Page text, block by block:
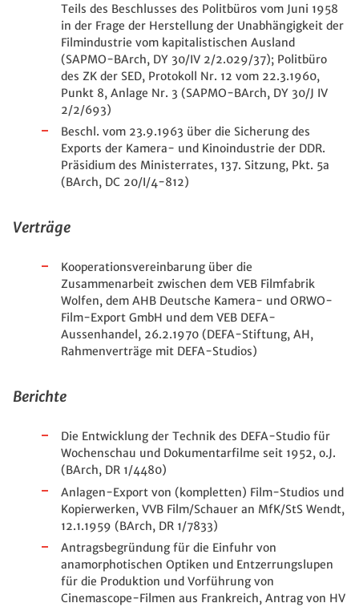
Teils des Beschlusses des Politbüros vom Juni 1958
in der Frage der Herstellung der Unabhängigkeit der
Filmindustrie vom kapitalistischen Ausland
(SAPMO-BArch, DY 30/IV 2/2.029/37); Politbüro
des ZK der SED, Protokoll Nr. 12 vom 22.3.1960,
Punkt 8, Anlage Nr. 3 (SAPMO-BArch, DY 30/J IV
2/2/693)
Beschl. vom 23.9.1963 über die Sicherung des
Exports der Kamera- und Kinoindustrie der DDR.
Präsidium des Ministerrates, 137. Sitzung, Pkt. 5a
(BArch, DC 20/I/4-812)
Verträge
Kooperationsvereinbarung über die
Zusammenarbeit zwischen dem VEB Filmfabrik
Wolfen, dem AHB Deutsche Kamera- und ORWO-
Film-Export GmbH und dem VEB DEFA-
Aussenhandel, 26.2.1970 (DEFA-Stiftung, AH,
Rahmenverträge mit DEFA-Studios)
Berichte
Die Entwicklung der Technik des DEFA-Studio für
Wochenschau und Dokumentarfilme seit 1952, o.J.
(BArch, DR 1/4480)
Anlagen-Export von (kompletten) Film-Studios und
Kopierwerken, VVB Film/Schauer an MfK/StS Wendt,
12.1.1959 (BArch, DR 1/7833)
Antragsbegründung für die Einfuhr von
anamorphotischen Optiken und Entzerrungslupen
für die Produktion und Vorführung von
Cinemascope-Filmen aus Frankreich, Antrag von HV